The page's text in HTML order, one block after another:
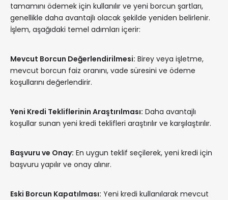
tamamını ödemek için kullanılır ve yeni borcun şartları,
genellikle daha avantajlı olacak şekilde yeniden belirlenir.
İşlem, aşağıdaki temel adımları içerir:
Mevcut Borcun Değerlendirilmesi: Birey veya işletme,
mevcut borcun faiz oranını, vade süresini ve ödeme
koşullarını değerlendirir.
Yeni Kredi Tekliflerinin Araştırılması: Daha avantajlı
koşullar sunan yeni kredi teklifleri araştırılır ve karşılaştırılır.
Başvuru ve Onay: En uygun teklif seçilerek, yeni kredi için
başvuru yapılır ve onay alınır.
Eski Borcun Kapatılması: Yeni kredi kullanılarak mevcut